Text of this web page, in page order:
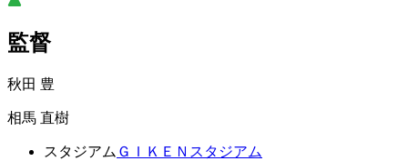
監督
秋田 豊
相馬 直樹
スタジアム ＧＩＫＥＮスタジアム